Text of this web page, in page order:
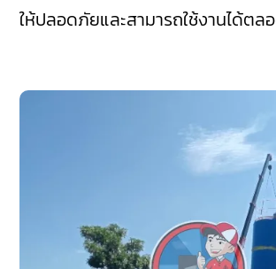
ให้ปลอดภัยและสามารถใช้งานได้ตล